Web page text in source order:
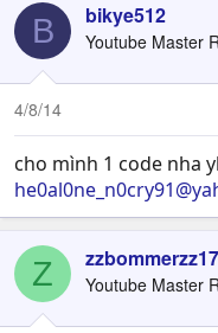
B bikye512
Youtube Master
4/8/14
cho mình 1 code nha
Z Youtube Master